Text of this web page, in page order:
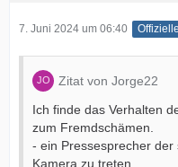
7. Juni 2024 um 06:40
Zitat von Jorge22
Ich finde das Verhalten
zum Fremdschämen.
- ein Pressesprecher
Kamera zu treten